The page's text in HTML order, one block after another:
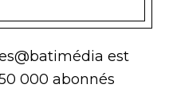
est
000 abonnés